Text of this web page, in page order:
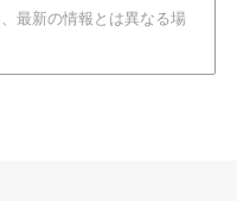
最新の情報とは異なる場